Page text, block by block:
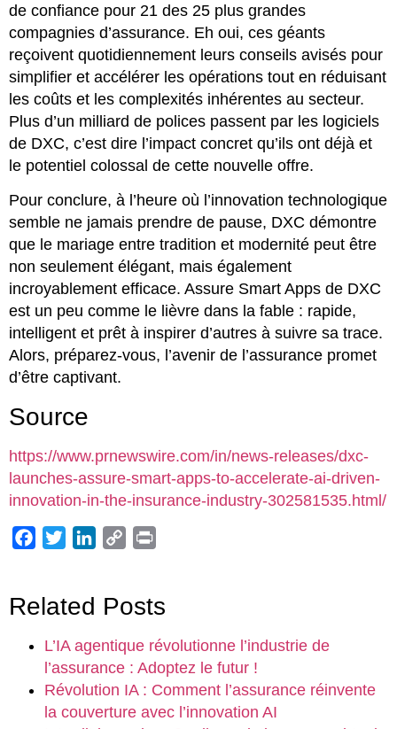
de confiance pour 21 des 25 plus grandes
compagnies d’assurance. Eh oui, ces géants
reçoivent quotidiennement leurs conseils avisés pour
simplifier et accélérer les opérations tout en réduisant
les coûts et les complexités inhérentes au secteur.
Plus d’un milliard de polices passent par les logiciels
de DXC, c’est dire l’impact concret qu’ils ont déjà et
le potentiel colossal de cette nouvelle offre.
Pour conclure, à l’heure où l’innovation technologique
semble ne jamais prendre de pause, DXC démontre
que le mariage entre tradition et modernité peut être
non seulement élégant, mais également
incroyablement efficace. Assure Smart Apps de DXC
est un peu comme le lièvre dans la fable : rapide,
intelligent et prêt à inspirer d’autres à suivre sa trace.
Alors, préparez-vous, l’avenir de l’assurance promet
d’être captivant.
Source
https://www.prnewswire.com/in/news-releases/dxc-
launches-assure-smart-apps-to-accelerate-ai-driven-
innovation-in-the-insurance-industry-302581535.html/
Facebook
TwitterLinkedIn
Copy
Related Posts
L’IA agentique révolutionne l’industrie de
l’assurance : Adoptez le futur !
Révolution IA : Comment l’assurance réinvente
la couverture avec l’innovation AI